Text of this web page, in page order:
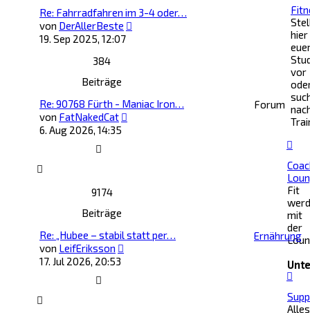
Re: Fahrradfahren im 3-4 oder…
von DerAllerBeste
19. Sep 2025, 12:07
hier
vor
384
Beiträge
Re: 90768 Fürth - Maniac Iron…
von FatNakedCat
6. Aug 2026, 14:35
Forum
Fit
mit
der
9174
Beiträge
Re: „Hubee – stabil statt per…
von LeifEriksson
17. Jul 2026, 20:53
Ernährung
Alles